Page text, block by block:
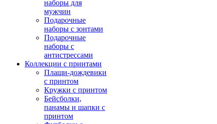
наборы для
мужчин
Подарочные
наборы с зонтами
Подарочные
наборы с
антистрессами
Коллекции с принтами
Плащи-дождевики
с принтом
Кружки с принтом
Бейсболки,
панамы и шапки с
принтом